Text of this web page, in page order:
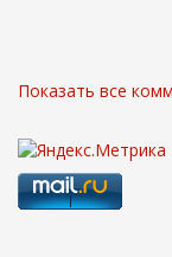
Показать все